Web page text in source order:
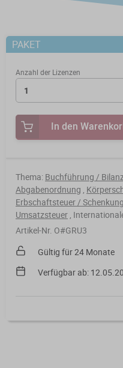
Formulare
Fahrtenbücher
Fachwissen
Fundierte
Merkblätter
Checklisten
Mandanten-Info
Quer- und
Webinare
Live-
Live-Termine
Aufzeichnungen
mit Schaubildern
Einkommensteuer
Erbschaftsteuer /
Körperschaft- /
Lohnsteuer
Umsatzsteuer
Verfahrensrecht /
PAKET
Anzahl der Lizenzen
In den
Thema: Buchführung /
Abgabenordnung
Erbschaftsteuer /
Umsatzsteuer
Artikel-Nr. O#GRU3
Gültig für 24 Monate
Verfügbar ab: